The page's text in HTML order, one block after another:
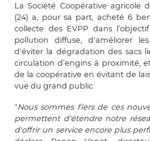
La Société Coopérative agricole
(24) a, pour sa part, acheté 6
collecte des EVPP dans
pollution diffuse, d'améliorer
d'éviter la dégradation des sacs
circulation d’engins à proximité,
de la coopérative en évitant de
vue du grand public
"Nous sommes fiers de ces
permettent d'étendre notre
d'offrir un service encore plus